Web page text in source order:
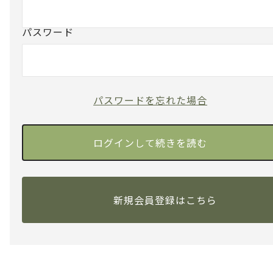
パスワード
パスワードを忘れた場合
新規会員登録はこちら